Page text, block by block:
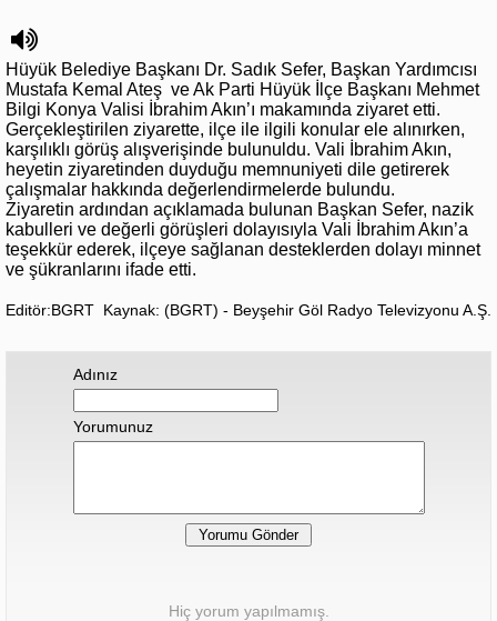
Hüyük Belediye Başkanı Dr. Sadık Sefer, Başkan Yardımcısı
Mustafa Kemal Ateş ve Ak Parti Hüyük İlçe Başkanı Mehmet
Bilgi Konya Valisi İbrahim Akın’ı makamında ziyaret etti.
Gerçekleştirilen ziyarette, ilçe ile ilgili konular ele alınırken,
karşılıklı görüş alışverişinde bulunuldu. Vali İbrahim Akın,
heyetin ziyaretinden duyduğu memnuniyeti dile getirerek
çalışmalar hakkında değerlendirmelerde bulundu.
Ziyaretin ardından açıklamada bulunan Başkan Sefer, nazik
kabulleri ve değerli görüşleri dolayısıyla Vali İbrahim Akın’a
teşekkür ederek, ilçeye sağlanan desteklerden dolayı minnet
ve şükranlarını ifade etti.
Editör:BGRT Kaynak: (BGRT) - Beyşehir Göl Radyo Televizyonu A.Ş.
Adınız
Yorumunuz
Hiç yorum yapılmamış.